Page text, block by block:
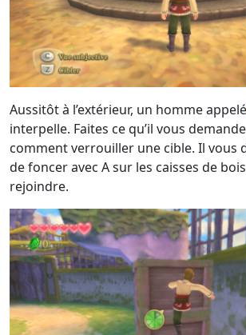
Aussitôt à l’extérieur, un homme appelé
interpelle. Faites ce qu’il vous
comment verrouiller une cible. Il vous
de foncer avec A sur les caisses de
rejoindre.